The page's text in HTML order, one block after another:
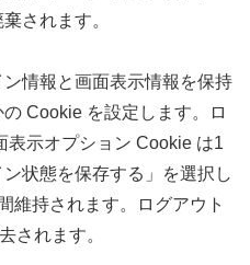
されます。
情報と画面表示情報を保持
Cookie を設定します。ロ
表示オプション Cookie は1
状態を保存する」を選択し
維持されます。ログアウト
されます。